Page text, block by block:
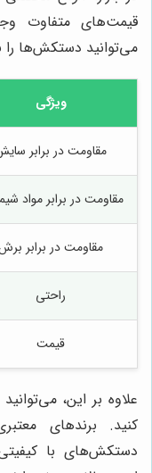
قیمت‌های متفاوت
می‌توانید دستکش‌ها را
ویژگی
مقاومت در برابر
مقاومت در برابر مواد
مقاومت در برابر
راحتی
قیمت
علاوه بر این،
دستکش‌های با کیفیتی